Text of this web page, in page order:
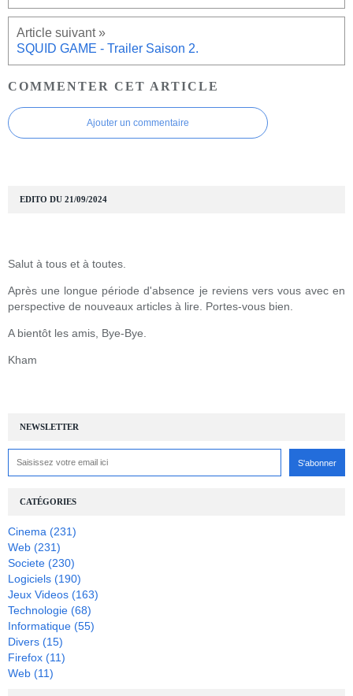
SQUID GAME - Trailer Saison 2.
COMMENTER CET ARTICLE
Ajouter un commentaire
NEWSLETTER
CATÉGORIES
Cinema (231)
Web (231)
Societe (230)
Logiciels (190)
Jeux Videos (163)
Technologie (68)
Informatique (55)
Divers (15)
Firefox (11)
Web (11)
EDITO DU 21/09/2024
Salut à tous et à toutes.
Après une longue période d'absence je reviens vers vous avec en
perspective de nouveaux articles à lire. Portes-vous bien.
A bientôt les amis, Bye-Bye.
Kham